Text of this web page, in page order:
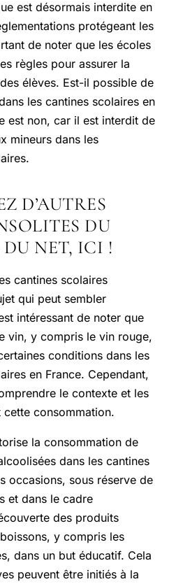
est désormais interdite en
protégeant les
de noter que les écoles
règles pour assurer la
élèves. Est-il possible de
les cantines scolaires en
est non, car il est interdit de
mineurs dans les
D’AUTRES
DU
NET, ICI !
cantines scolaires
qui peut sembler
intéressant de noter que
vin, y compris le vin rouge,
conditions dans les
en France. Cependant,
le contexte et les
consommation.
la consommation de
dans les cantines
occasions, sous réserve de
et dans le cadre
des produits
y compris les
dans un but éducatif. Cela
peuvent être initiés à la